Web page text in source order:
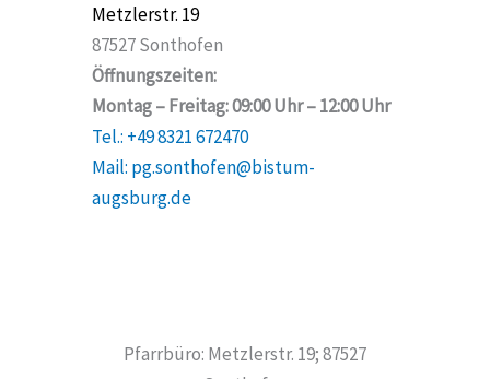
Metzlerstr. 19
87527 Sonthofen
Öffnungszeiten:
Montag – Freitag: 09:00 Uhr – 12:00 Uhr
Tel.: +49 8321 672470
Mail: pg.sonthofen@bistum-
augsburg.de
Pfarrbüro: Metzlerstr. 19; 87527